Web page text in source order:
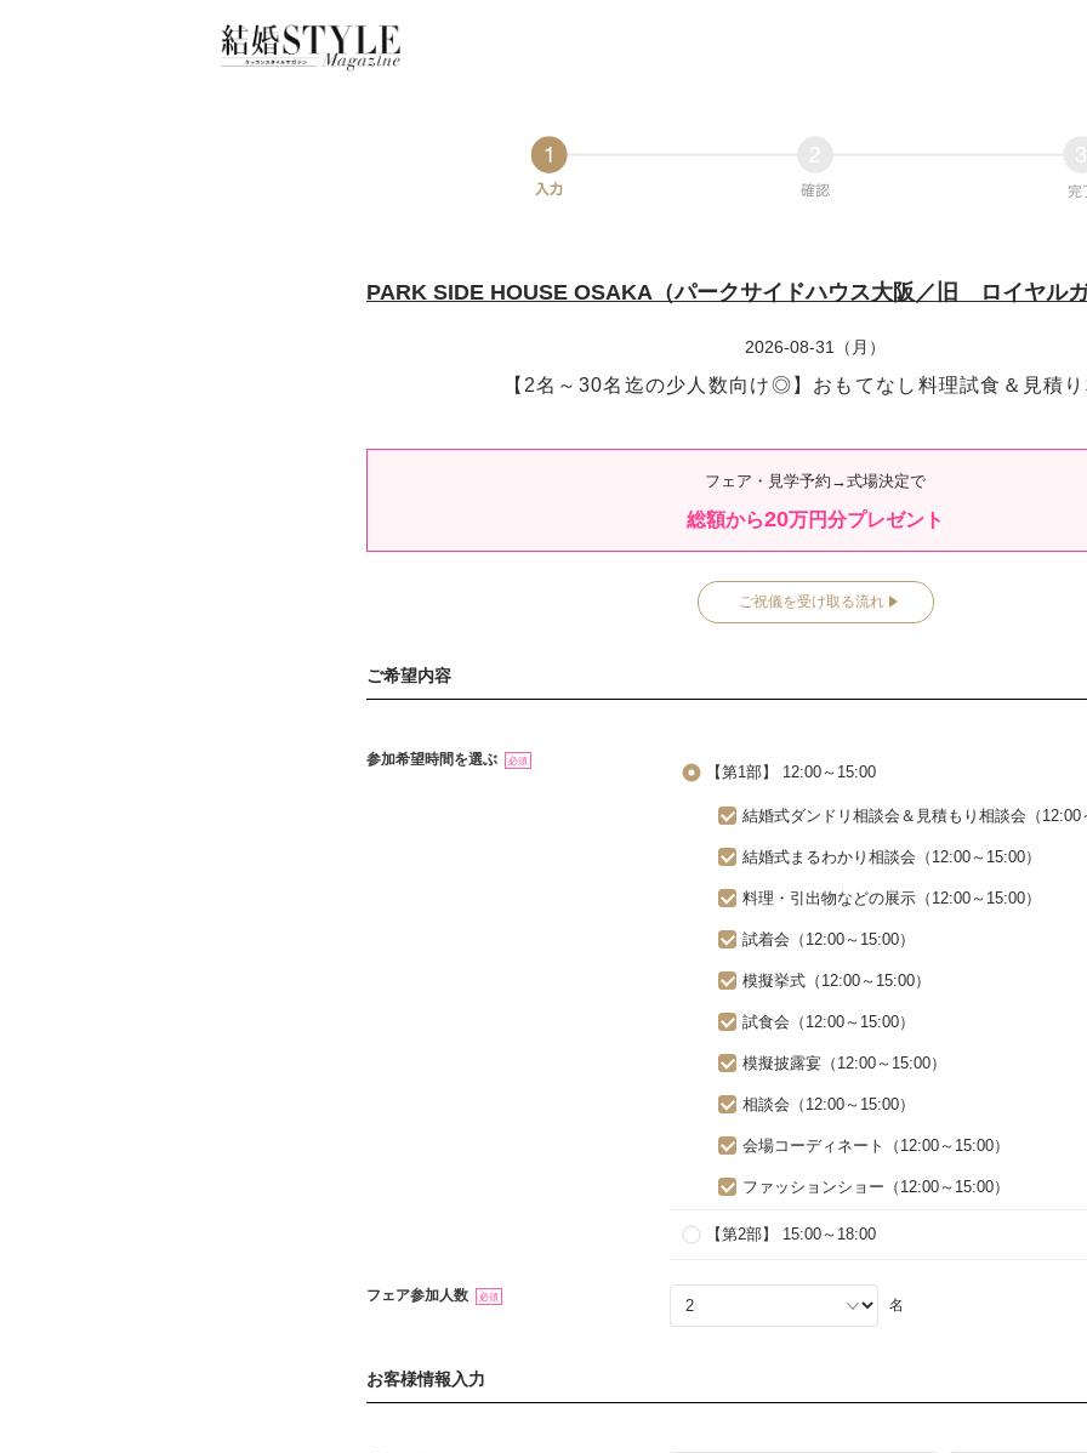
PARK SIDE HOUSE OSAKA（パークサイドハウス大阪／旧 ロイヤルガ
2026-08-31（月）
【2名～30名迄の少人数向け◎】おもてなし料理試食＆見積り
フェア・見学予約→式場決定で
総額から20万円分プレゼント
ご祝儀を受け取る流れ
ご希望内容
参加希望時間を選ぶ 必須
【第1部】 12:00～15:00
結婚式ダンドリ相談会＆見積もり相談会（12:00
結婚式まるわかり相談会（12:00～15:00）
料理・引出物などの展示（12:00～15:00）
試着会（12:00～15:00）
模擬挙式（12:00～15:00）
試食会（12:00～15:00）
模擬披露宴（12:00～15:00）
相談会（12:00～15:00）
会場コーディネート（12:00～15:00）
ファッションショー（12:00～15:00）
【第2部】 15:00～18:00
フェア参加人数 必須
名
お客様情報入力